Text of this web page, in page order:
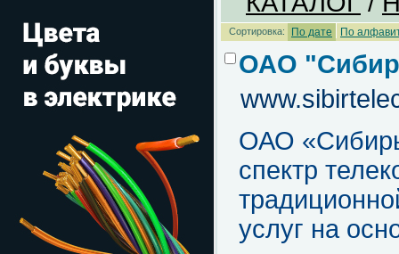
Сортировка: По дате По
ОАО
ОАО «
спектр
услуг на